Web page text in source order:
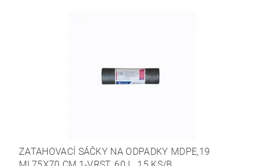
ZATAHOVACÍ SÁČKY NA ODPADKY MDPE,19